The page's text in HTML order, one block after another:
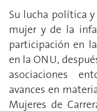
Su lucha política
mujer y de la
participación en
en la ONU,
asociaciones
avances en
Mujeres de